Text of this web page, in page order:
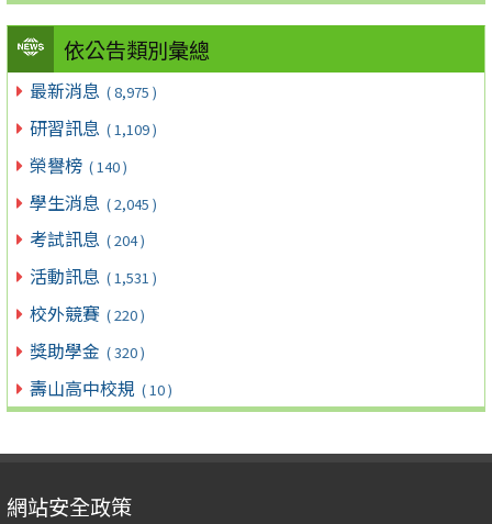
依公告類別彙總
最新消息 ( 8,975 )
研習訊息 ( 1,109 )
榮譽榜 ( 140 )
學生消息 ( 2,045 )
考試訊息 ( 204 )
活動訊息 ( 1,531 )
校外競賽 ( 220 )
獎助學金 ( 320 )
壽山高中校規 ( 10 )
網站安全政策